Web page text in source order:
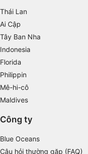
Thái Lan
Ai Cập
Tây Ban Nha
Indonesia
Florida
Philippin
Mê-hi-cô
Maldives
Công ty
Blue Oceans
Câu hỏi thường gặp (FAQ)
Understand
combinations of data
Develop and improve
Use limited data to
IAB Special Features:
Use precise
actively requested
Non-IAB processing
Necessary